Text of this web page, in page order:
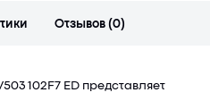
Отзывов (0)
102F7 ED представляет